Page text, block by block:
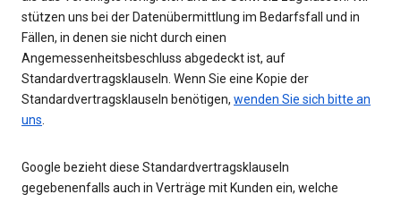
stützen uns bei der Datenübermittlung im Bedarfsfall und in
Fällen, in denen sie nicht durch einen
Angemessenheitsbeschluss abgedeckt ist, auf
Standardvertragsklauseln. Wenn Sie eine Kopie der
Standardvertragsklauseln benötigen, wenden Sie sich bitte an
uns.
Google bezieht diese Standardvertragsklauseln
gegebenenfalls auch in Verträge mit Kunden ein, welche